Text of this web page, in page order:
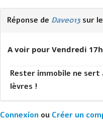
Réponse de Dave013sur
A voir pour Vendredi
Rester immobile ne
lèvres !
Connexion ou Créer un